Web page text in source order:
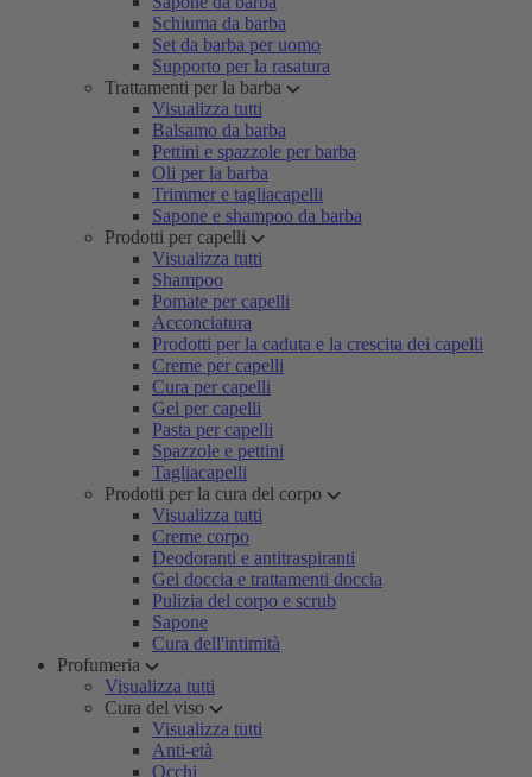
Schiuma da barba
Set da barba per uomo
Supporto per la rasatura
Trattamenti per la barba
Visualizza tutti
Balsamo da barba
Pettini e spazzole per barba
Oli per la barba
Trimmer e tagliacapelli
Sapone e shampoo da barba
Prodotti per capelli
Visualizza tutti
Shampoo
Pomate per capelli
Acconciatura
Prodotti per la caduta e la crescita dei capelli
Creme per capelli
Cura per capelli
Gel per capelli
Pasta per capelli
Spazzole e pettini
Tagliacapelli
Prodotti per la cura del corpo
Visualizza tutti
Creme corpo
Deodoranti e antitraspiranti
Gel doccia e trattamenti doccia
Pulizia del corpo e scrub
Sapone
Cura dell'intimità
Profumeria
Visualizza tutti
Cura del viso
Visualizza tutti
Anti-età
Occhi